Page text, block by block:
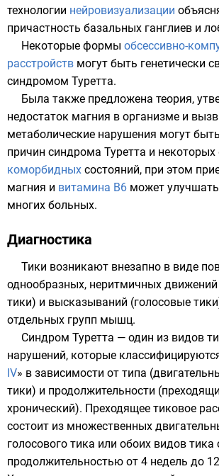
технологии нейровизуализации
причастность базальных ганглиев и
Некоторые формы обсессивно-
расстройств могут быть генетически
синдромом Туретта.
Была также предложена теория,
недостаток магния в организме и
метаболические нарушения могут
причин синдрома Туретта и
коморбидных состояний, при этом
магния и витамина B6 может
многих больных.
Диагностика
Тики возникают внезапно в виде
однообразных, неритмичных
тики) и высказываний (голосовые
отдельных групп мышц.
Синдром Туретта — один из видов
нарушений, которые
IV» в зависимости от типа
тики) и продолжительности
хронический). Преходящее тиковое
состоит из множественных
голосового тика или обоих видов тика
продолжительностью от 4 недель до